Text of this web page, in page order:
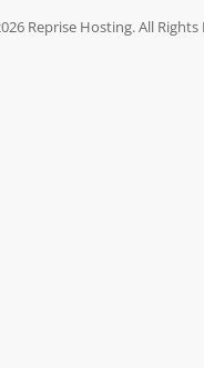
Reprise Hosting. All Rights